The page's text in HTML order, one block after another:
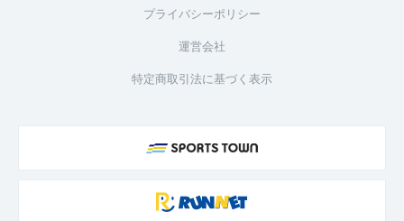
プライバシーポリシー
運営会社
特定商取引法に基づく表示